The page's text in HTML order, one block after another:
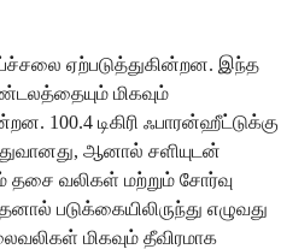
ஏற்படுத்துகின்றன. இந்த
மிகவும்
100.4 டிகிரி ஃபாரன்ஹீட்டுக்கு
ஆனால் சளியுடன்
தசை வலிகள் மற்றும் சோர்வு
படுக்கையிலிருந்து எழுவது
மிகவும் தீவிரமாக